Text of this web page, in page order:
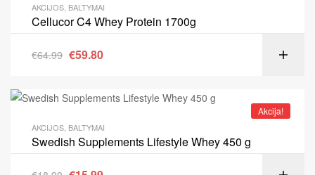
AKCIJOS BALTYMAI
Cellucor C4 Whey Protein 1700g
€64.99 €59.80
Akcija!
AKCIJOS, BALTYMAI
Swedish Supplements Lifestyle Whey 450 g